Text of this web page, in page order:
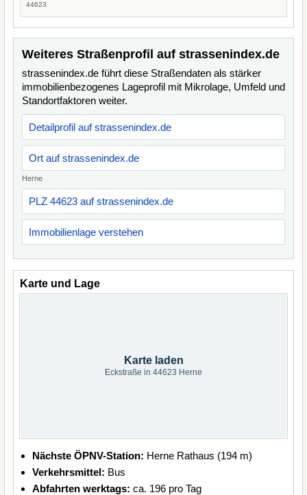
44623
Weiteres Straßenprofil auf strassenindex.de
strassenindex.de führt diese Straßendaten als stärker
immobilienbezogenes Lageprofil mit Mikrolage, Umfeld und
Standortfaktoren weiter.
Detailprofil auf strassenindex.de
Ort auf strassenindex.de
Herne
PLZ 44623 auf strassenindex.de
Immobilienlage verstehen
Karte und Lage
Karte laden
Eckstraße in 44623 Herne
Nächste ÖPNV-Station: Herne Rathaus (194 m)
Verkehrsmittel: Bus
Abfahrten werktags: ca. 196 pro Tag